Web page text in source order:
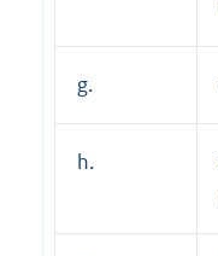
g.
h.